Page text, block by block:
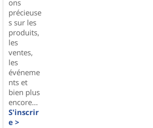
ons
précieuse
s sur les
produits,
les
ventes,
les
événeme
nts et
bien plus
encore...
S'inscrir
e >